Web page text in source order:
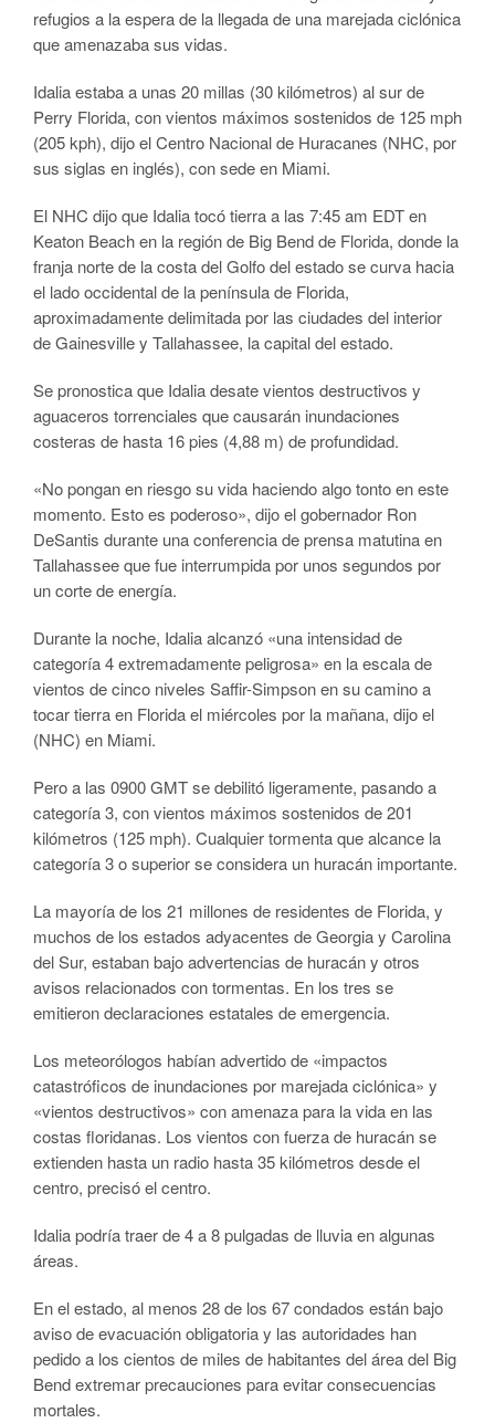
refugios a la espera de la llegada de una marejada ciclónica
que amenazaba sus vidas.
Idalia estaba a unas 20 millas (30 kilómetros) al sur de
Perry Florida, con vientos máximos sostenidos de 125 mph
(205 kph), dijo el Centro Nacional de Huracanes (NHC, por
sus siglas en inglés), con sede en Miami.
El NHC dijo que Idalia tocó tierra a las 7:45 am EDT en
Keaton Beach en la región de Big Bend de Florida, donde la
franja norte de la costa del Golfo del estado se curva hacia
el lado occidental de la península de Florida,
aproximadamente delimitada por las ciudades del interior
de Gainesville y Tallahassee, la capital del estado.
Se pronostica que Idalia desate vientos destructivos y
aguaceros torrenciales que causarán inundaciones
costeras de hasta 16 pies (4,88 m) de profundidad.
«No pongan en riesgo su vida haciendo algo tonto en este
momento. Esto es poderoso», dijo el gobernador Ron
DeSantis durante una conferencia de prensa matutina en
Tallahassee que fue interrumpida por unos segundos por
un corte de energía.
Durante la noche, Idalia alcanzó «una intensidad de
categoría 4 extremadamente peligrosa» en la escala de
vientos de cinco niveles Saffir-Simpson en su camino a
tocar tierra en Florida el miércoles por la mañana, dijo el
(NHC) en Miami.
Pero a las 0900 GMT se debilitó ligeramente, pasando a
categoría 3, con vientos máximos sostenidos de 201
kilómetros (125 mph). Cualquier tormenta que alcance la
categoría 3 o superior se considera un huracán importante.
La mayoría de los 21 millones de residentes de Florida, y
muchos de los estados adyacentes de Georgia y Carolina
del Sur, estaban bajo advertencias de huracán y otros
avisos relacionados con tormentas. En los tres se
emitieron declaraciones estatales de emergencia.
Los meteorólogos habían advertido de «impactos
catastróficos de inundaciones por marejada ciclónica» y
«vientos destructivos» con amenaza para la vida en las
costas floridanas. Los vientos con fuerza de huracán se
extienden hasta un radio hasta 35 kilómetros desde el
centro, precisó el centro.
Idalia podría traer de 4 a 8 pulgadas de lluvia en algunas
áreas.
En el estado, al menos 28 de los 67 condados están bajo
aviso de evacuación obligatoria y las autoridades han
pedido a los cientos de miles de habitantes del área del Big
Bend extremar precauciones para evitar consecuencias
mortales.